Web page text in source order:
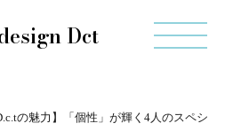
Dct
の魅力】「個性」が輝く4人のスペシ